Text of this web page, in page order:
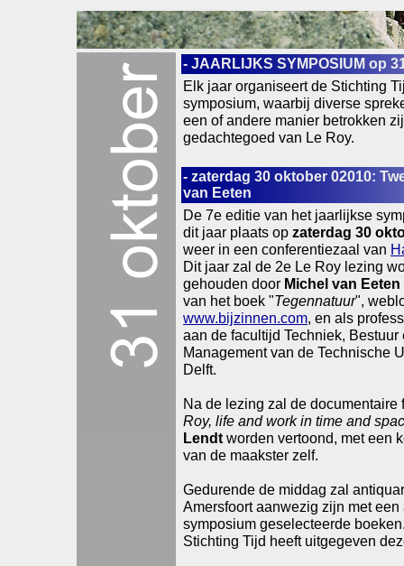
- JAARLIJKS SYMPOSIUM op
Elk jaar organiseert de Stichting
symposium, waarbij diverse
een of andere manier betrokken
gedachtegoed van Le Roy.
- zaterdag 30 oktober 02010:
van Eeten
De 7e editie van het jaarlijkse
dit jaar plaats op zaterdag 30
weer in een conferentiezaal van
Dit jaar zal de 2e Le Roy lezing
gehouden door Michel van Eeten
van het boek "Tegennatuur",
www.bijzinnen.com, en als
aan de facultijd Techniek, Bestuur
Management van de Technische
Delft.
Na de lezing zal de documentaire
Roy, life and work in time and
Lendt worden vertoond, met een
van de maakster zelf.
Gedurende de middag zal
Amersfoort aanwezig zijn met
symposium geselecteerde
Stichting Tijd heeft uitgegeven